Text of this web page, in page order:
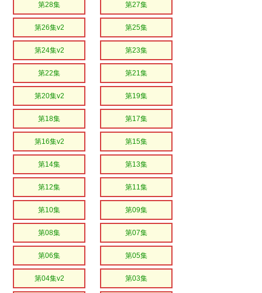
第28集 第27集
第26集v2 第25集
第24集v2 第23集
第22集 第21集
第20集v2 第19集
第18集 第17集
第16集v2 第15集
第14集 第13集
第12集 第11集
第10集 第09集
第08集 第07集
第06集 第05集
第04集v2 第03集